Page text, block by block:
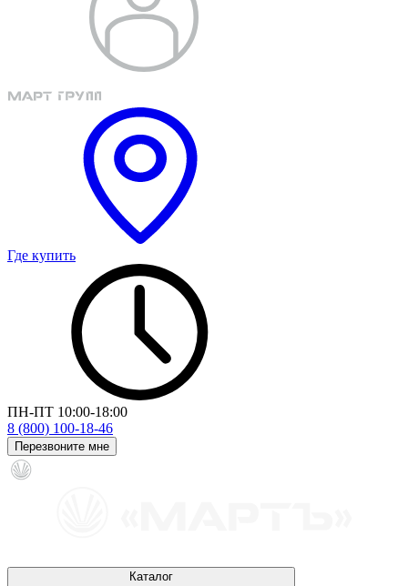
Где купить
ПН-ПТ 10:00-18:00
8 (800) 100-18-46
Перезвоните мне
Каталог